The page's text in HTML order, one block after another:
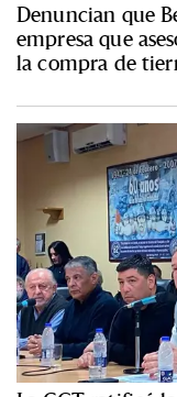
Denuncian que
empresa que
la compra de